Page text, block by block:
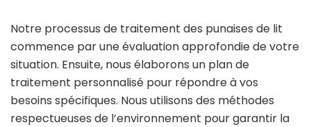
Notre processus de traitement des punaises de lit
commence par une évaluation approfondie de votre
situation. Ensuite, nous élaborons un plan de
traitement personnalisé pour répondre à vos
besoins spécifiques. Nous utilisons des méthodes
respectueuses de l’environnement pour garantir la